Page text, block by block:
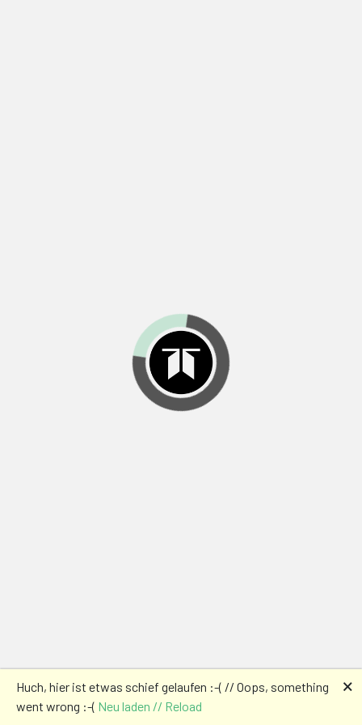
Huch, hier ist etwas schief gelaufen :-( // Oops, something
went wrong :-( Neu laden // Reload
🗙